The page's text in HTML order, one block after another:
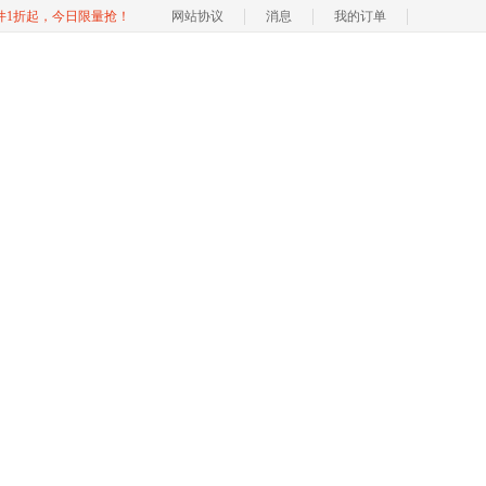
1折起，今日限量抢！ 网站协议 消息 我的订单